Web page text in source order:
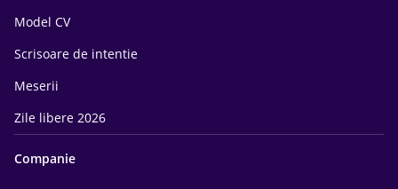
Model CV
Scrisoare de intentie
Meserii
Zile libere 2026
Companie